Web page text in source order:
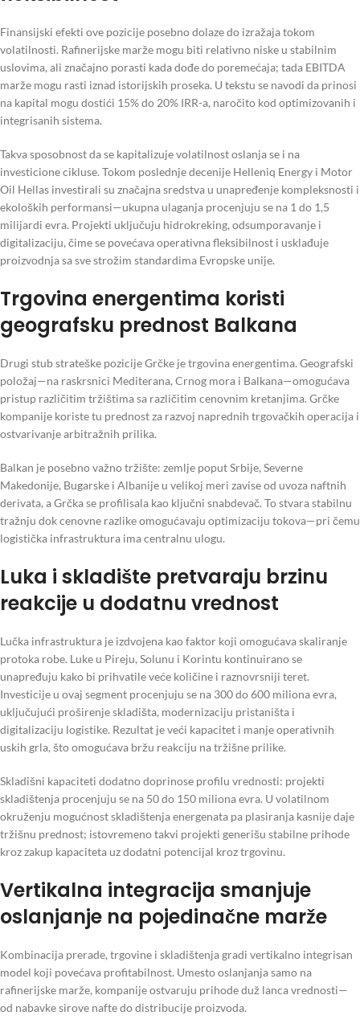
Finansijski efekti ove pozicije posebno dolaze do izražaja tokom
volatilnosti. Rafinerijske marže mogu biti relativno niske u stabilnim
uslovima, ali značajno porasti kada dođe do poremećaja; tada EBITDA
marže mogu rasti iznad istorijskih proseka. U tekstu se navodi da prinosi
na kapital mogu dostići 15% do 20% IRR-a, naročito kod optimizovanih i
integrisanih sistema.
Takva sposobnost da se kapitalizuje volatilnost oslanja se i na
investicione cikluse. Tokom poslednje decenije Helleniq Energy i Motor
Oil Hellas investirali su značajna sredstva u unapređenje kompleksnosti i
ekoloških performansi—ukupna ulaganja procenjuju se na 1 do 1,5
milijardi evra. Projekti uključuju hidrokreking, odsumporavanje i
digitalizaciju, čime se povećava operativna fleksibilnost i usklađuje
proizvodnja sa sve strožim standardima Evropske unije.
Trgovina energentima koristi
geografsku prednost Balkana
Drugi stub strateške pozicije Grčke je trgovina energentima. Geografski
položaj—na raskrsnici Mediterana, Crnog mora i Balkana—omogućava
pristup različitim tržištima sa različitim cenovnim kretanjima. Grčke
kompanije koriste tu prednost za razvoj naprednih trgovačkih operacija i
ostvarivanje arbitražnih prilika.
Balkan je posebno važno tržište: zemlje poput Srbije, Severne
Makedonije, Bugarske i Albanije u velikoj meri zavise od uvoza naftnih
derivata, a Grčka se profilisala kao ključni snabdevač. To stvara stabilnu
tražnju dok cenovne razlike omogućavaju optimizaciju tokova—pri čemu
logistička infrastruktura ima centralnu ulogu.
Luka i skladište pretvaraju brzinu
reakcije u dodatnu vrednost
Lučka infrastruktura je izdvojena kao faktor koji omogućava skaliranje
protoka robe. Luke u Pireju, Solunu i Korintu kontinuirano se
unapređuju kako bi prihvatile veće količine i raznovrsniji teret.
Investicije u ovaj segment procenjuju se na 300 do 600 miliona evra,
uključujući proširenje skladišta, modernizaciju pristaništa i
digitalizaciju logistike. Rezultat je veći kapacitet i manje operativnih
uskih grla, što omogućava bržu reakciju na tržišne prilike.
Skladišni kapaciteti dodatno doprinose profilu vrednosti: projekti
skladištenja procenjuju se na 50 do 150 miliona evra. U volatilnom
okruženju mogućnost skladištenja energenata pa plasiranja kasnije daje
tržišnu prednost; istovremeno takvi projekti generišu stabilne prihode
kroz zakup kapaciteta uz dodatni potencijal kroz trgovinu.
Vertikalna integracija smanjuje
oslanjanje na pojedinačne marže
Kombinacija prerade, trgovine i skladištenja gradi vertikalno integrisan
model koji povećava profitabilnost. Umesto oslanjanja samo na
rafinerijske marže, kompanije ostvaruju prihode duž lanca vrednosti—
od nabavke sirove nafte do distribucije proizvoda.